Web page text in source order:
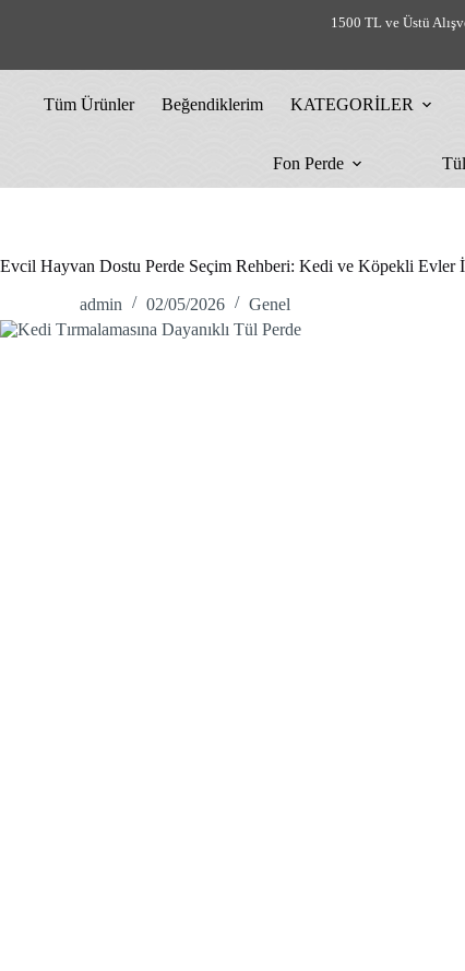
1500 TL ve Üstü
Tüm Ürünler Beğendiklerim KATEGORİLER
Fon Perde
Evcil Hayvan Dostu Perde Seçim Rehberi: Kedi ve Köpekli Evler
admin 02/05/2026 Genel